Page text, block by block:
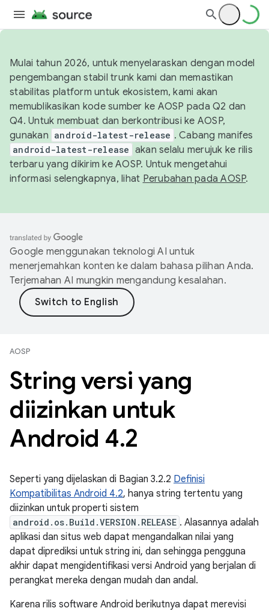
Mulai tahun 2026, untuk menyelaraskan dengan model
pengembangan stabil trunk kami dan memastikan
stabilitas platform untuk ekosistem, kami akan
memublikasikan kode sumber ke AOSP pada Q2 dan
Q4. Untuk membuat dan berkontribusi ke AOSP,
gunakan android-latest-release . Cabang manifes
android-latest-release akan selalu merujuk ke rilis
terbaru yang dikirim ke AOSP. Untuk mengetahui
informasi selengkapnya, lihat Perubahan pada AOSP.
Google menggunakan teknologi AI untuk
menerjemahkan konten ke dalam bahasa pilihan Anda.
Terjemahan AI mungkin mengandung kesalahan.
AOSP
String versi yang
diizinkan untuk
Android 4.2
Seperti yang dijelaskan di Bagian 3.2.2 Definisi
Kompatibilitas Android 4.2, hanya string tertentu yang
diizinkan untuk properti sistem
android.os.Build.VERSION.RELEASE . Alasannya adalah
aplikasi dan situs web dapat mengandalkan nilai yang
dapat diprediksi untuk string ini, dan sehingga pengguna
akhir dapat mengidentifikasi versi Android yang berjalan di
perangkat mereka dengan mudah dan andal.
Karena rilis software Android berikutnya dapat merevisi